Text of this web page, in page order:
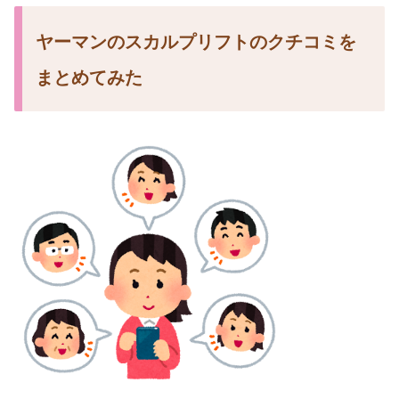
ヤーマンのスカルプリフトのクチコミを
まとめてみた